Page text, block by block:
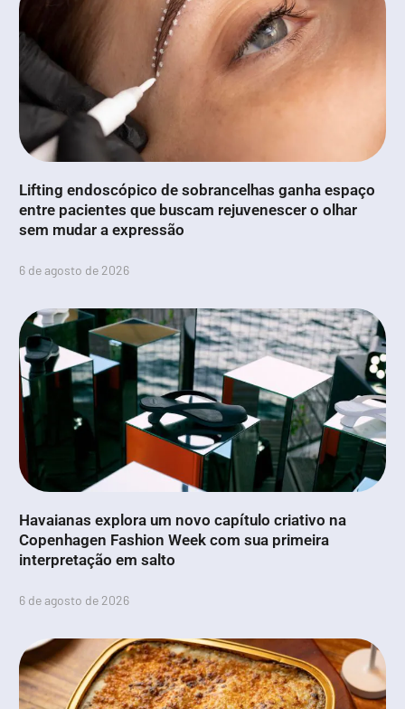
Lifting endoscópico de sobrancelhas ganha espaço
entre pacientes que buscam rejuvenescer o olhar
sem mudar a expressão
6 de agosto de 2026
Havaianas explora um novo capítulo criativo na
Copenhagen Fashion Week com sua primeira
interpretação em salto
6 de agosto de 2026